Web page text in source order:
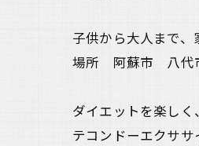
子供から大人まで
場所 阿蘇市 八
ダイエットを楽し
テコンドーエクササ